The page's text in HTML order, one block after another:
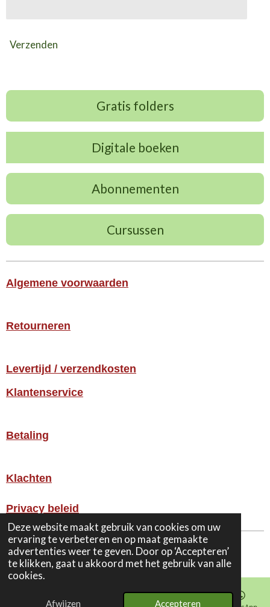
Deze website maakt gebruik van cookies om uw
ervaring te verbeteren en op maat gemaakte
advertenties weer te geven. Door op ‘Accepteren’
te klikken, gaat u akkoord met het gebruik van alle
cookies.
Afwijzen Accepteren
Verzenden
Gratis folders
Digitale boeken
Abonnementen
Cursussen
Algemene voorwaarden
Retourneren
Levertijd / verzendkosten
Klantenservice
Betaling
Klachten
Privacy beleid
© 2026 Medicinalekruidenonline.nl
Powered by JouwWeb